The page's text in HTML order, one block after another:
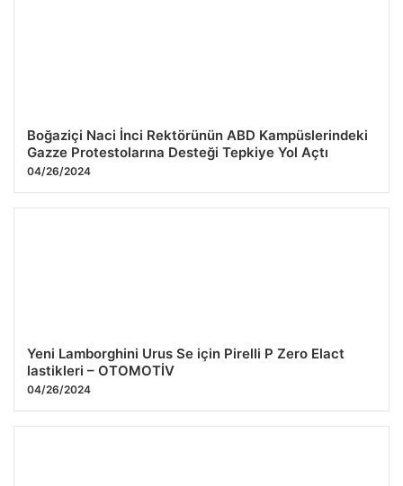
Boğaziçi Naci İnci Rektörünün ABD Kampüslerindeki
Gazze Protestolarına Desteği Tepkiye Yol Açtı
04/26/2024
Yeni Lamborghini Urus Se için Pirelli P Zero Elact
lastikleri – OTOMOTİV
04/26/2024